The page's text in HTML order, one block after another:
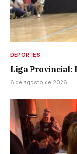
DEPORTES
Liga Provincial:
6 de agosto de 2026